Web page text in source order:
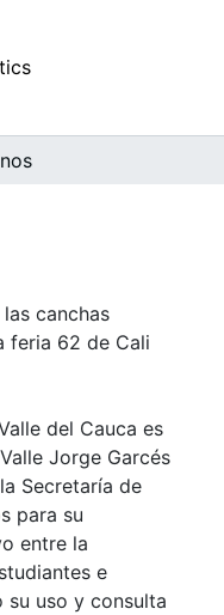
canchas
feria 62 de Cali
del Cauca es
Jorge Garcés
Secretaría de
para su
entre la
e
uso y consulta